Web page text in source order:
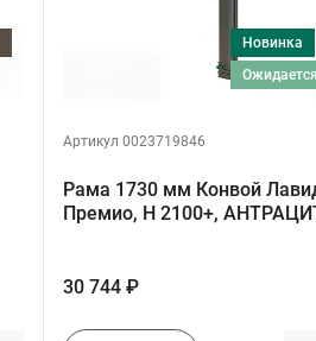
Новинка
Артикул 0023719846
Рама 1730 мм Конвой
Премио, H 2100+,
30 744 ₽